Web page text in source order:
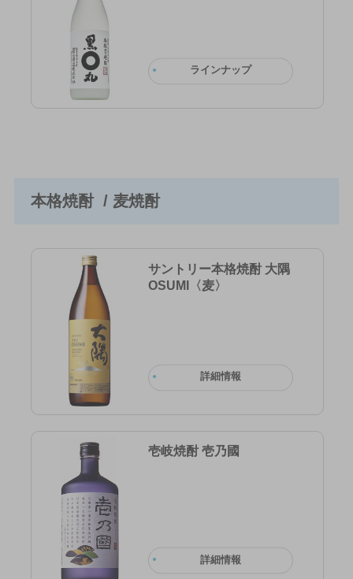
ラインナップ
本格焼酎 / 麦焼酎
サントリー本格焼酎 大隅
OSUMI〈麦〉
詳細情報
壱岐焼酎 壱乃國
詳細情報